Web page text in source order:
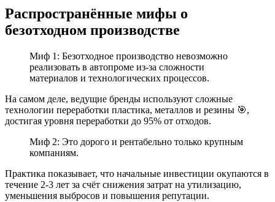
Распространённые мифы о
безотходном производстве
Миф 1: Безотходное производство невозможно
реализовать в автопроме из-за сложности
материалов и технологических процессов.
На самом деле, ведущие бренды используют сложные
технологии переработки пластика, металлов и резины 🎯,
достигая уровня переработки до 95% от отходов.
Миф 2: Это дорого и рентабельно только крупным
компаниям.
Практика показывает, что начальные инвестиции окупаются в
течение 2-3 лет за счёт снижения затрат на утилизацию,
уменьшения выбросов и повышения репутации.